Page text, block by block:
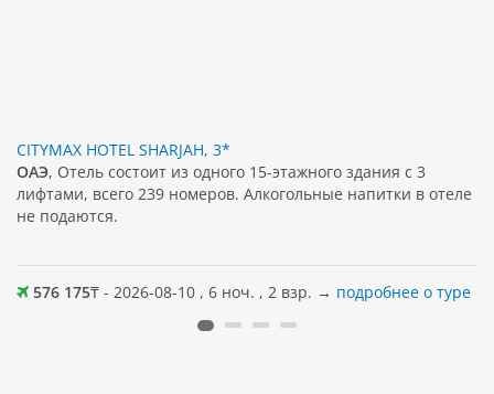
CITYMAX HOTEL SHARJAH, 3*
ОАЭ, Отель состоит из одного 15-этажного здания с 3
лифтами, всего 239 номеров. Алкогольные напитки в отеле
не подаются.
576 175₸ - 2026-08-10 , 6 ноч. , 2 взр. → подробнее о туре